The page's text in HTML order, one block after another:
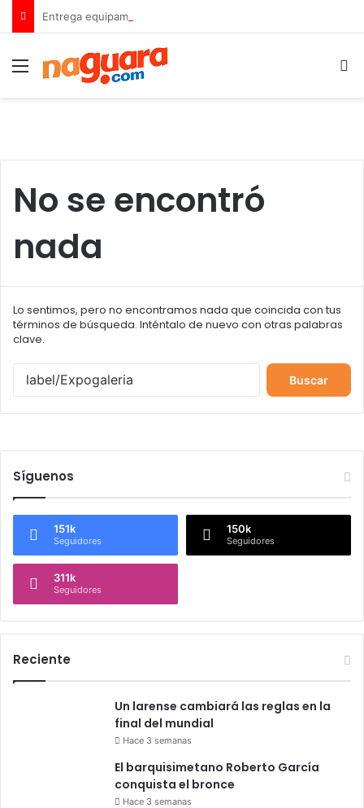
Menu
No se encontró
nada
Lo sentimos, pero no encontramos nada que coincida con tus
términos de búsqueda. Inténtalo de nuevo con otras palabras
clave.
Síguenos
151k
Seguidores
150k
Seguidores
311k
Seguidores
Reciente
Un larense cambiará las reglas en la
final del mundial
Hace 3 semanas
El barquisimetano Roberto García
conquista el bronce
Hace 3 semanas